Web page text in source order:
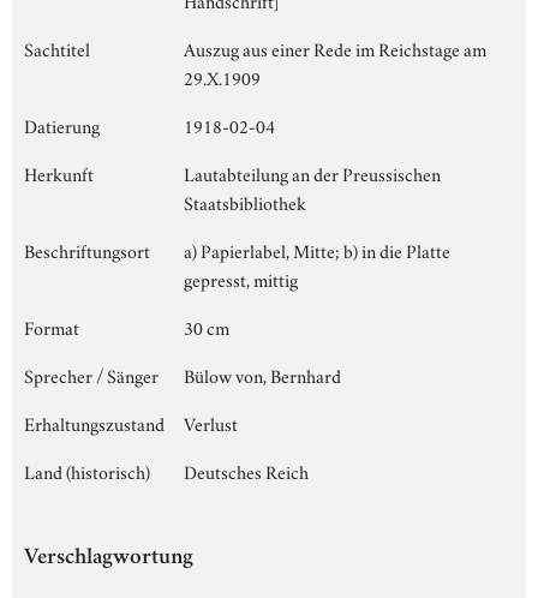
Sachtitel
Auszug aus einer Rede im Reichstage am
29.X.1909
Datierung
1918-02-04
Herkunft
Lautabteilung an der Preussischen
Staatsbibliothek
Beschriftungsort
a) Papierlabel, Mitte; b) in die Platte
gepresst, mittig
Format
30 cm
Sprecher / Sänger
Bülow von, Bernhard
Erhaltungszustand
Verlust
Land (historisch)
Deutsches Reich
Verschlagwortung